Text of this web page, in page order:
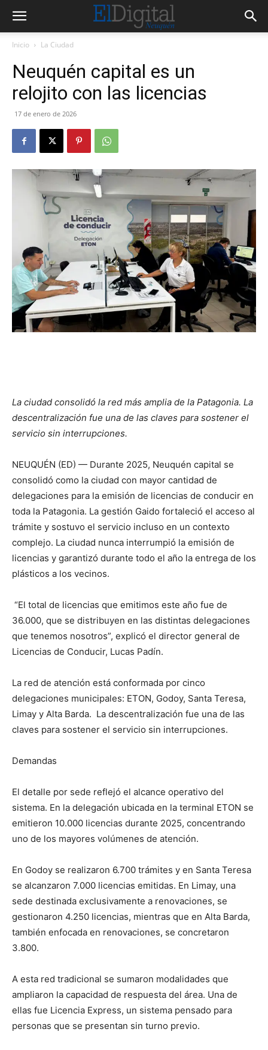
Inicio La Ciudad
Neuquén capital es un
relojito con las licencias
17 de enero de 2026
La ciudad consolidó la red más amplia de la Patagonia. La
descentralización fue una de las claves para sostener el
servicio sin interrupciones.
NEUQUÉN (ED) — Durante 2025, Neuquén capital se
consolidó como la ciudad con mayor cantidad de
delegaciones para la emisión de licencias de conducir en
toda la Patagonia. La gestión Gaido fortaleció el acceso al
trámite y sostuvo el servicio incluso en un contexto
complejo. La ciudad nunca interrumpió la emisión de
licencias y garantizó durante todo el año la entrega de los
plásticos a los vecinos.
“El total de licencias que emitimos este año fue de
36.000, que se distribuyen en las distintas delegaciones
que tenemos nosotros”, explicó el director general de
Licencias de Conducir, Lucas Padín.
La red de atención está conformada por cinco
delegaciones municipales: ETON, Godoy, Santa Teresa,
Limay y Alta Barda. La descentralización fue una de las
claves para sostener el servicio sin interrupciones.
Demandas
El detalle por sede reflejó el alcance operativo del
sistema. En la delegación ubicada en la terminal ETON se
emitieron 10.000 licencias durante 2025, concentrando
uno de los mayores volúmenes de atención.
En Godoy se realizaron 6.700 trámites y en Santa Teresa
se alcanzaron 7.000 licencias emitidas. En Limay, una
sede destinada exclusivamente a renovaciones, se
gestionaron 4.250 licencias, mientras que en Alta Barda,
también enfocada en renovaciones, se concretaron
3.800.
A esta red tradicional se sumaron modalidades que
ampliaron la capacidad de respuesta del área. Una de
ellas fue Licencia Express, un sistema pensado para
personas que se presentan sin turno previo.